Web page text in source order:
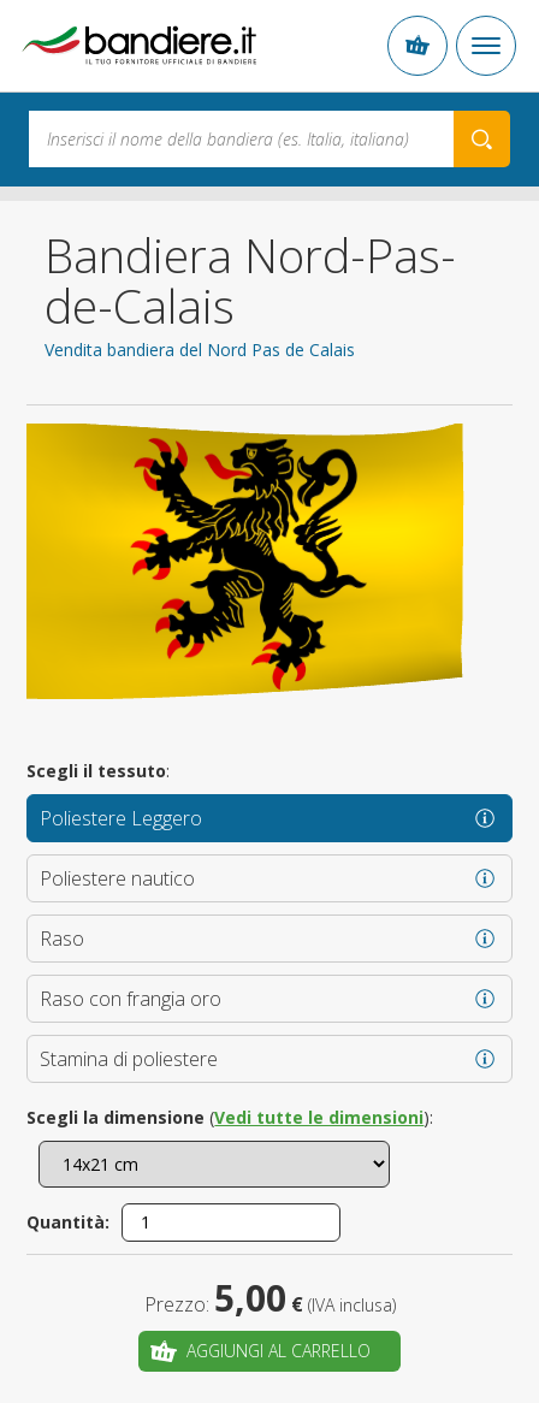
Bandiera Nord-Pas-
de-Calais
Vendita bandiera del Nord Pas de Calais
Scegli il tessuto:
Poliestere Leggero
Poliestere nautico
Raso
Raso con frangia oro
Stamina di poliestere
Scegli la dimensione (Vedi tutte le dimensioni):
Quantità:
Prezzo: 5,00 € (IVA inclusa)
AGGIUNGI AL CARRELLO